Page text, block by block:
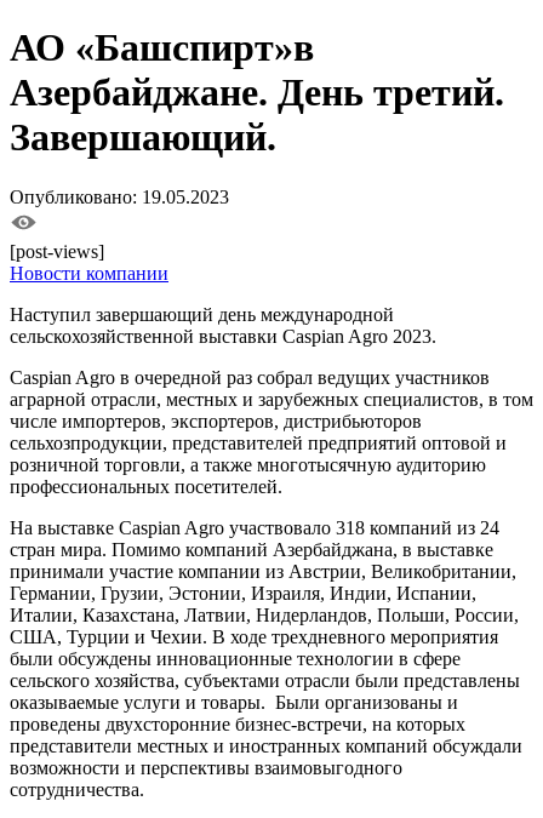
АО «Башспирт»в
Азербайджане. День третий.
Завершающий.
Опубликовано: 19.05.2023
[post-views]
Новости компании
Наступил завершающий день международной
сельскохозяйственной выставки Caspian Agro 2023.
Caspian Agro в очередной раз собрал ведущих участников
аграрной отрасли, местных и зарубежных специалистов, в том
числе импортеров, экспортеров, дистрибьюторов
сельхозпродукции, представителей предприятий оптовой и
розничной торговли, а также многотысячную аудиторию
профессиональных посетителей.
На выставке Caspian Agro участвовало 318 компаний из 24
стран мира. Помимо компаний Азербайджана, в выставке
принимали участие компании из Австрии, Великобритании,
Германии, Грузии, Эстонии, Израиля, Индии, Испании,
Италии, Казахстана, Латвии, Нидерландов, Польши, России,
США, Турции и Чехии. В ходе трехдневного мероприятия
были обсуждены инновационные технологии в сфере
сельского хозяйства, субъектами отрасли были представлены
оказываемые услуги и товары. Были организованы и
проведены двухсторонние бизнес-встречи, на которых
представители местных и иностранных компаний обсуждали
возможности и перспективы взаимовыгодного
сотрудничества.